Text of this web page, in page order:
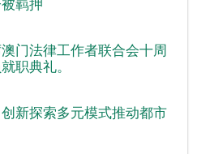
门法律工作者联合会十周
职典礼。
新探索多元模式推动都市